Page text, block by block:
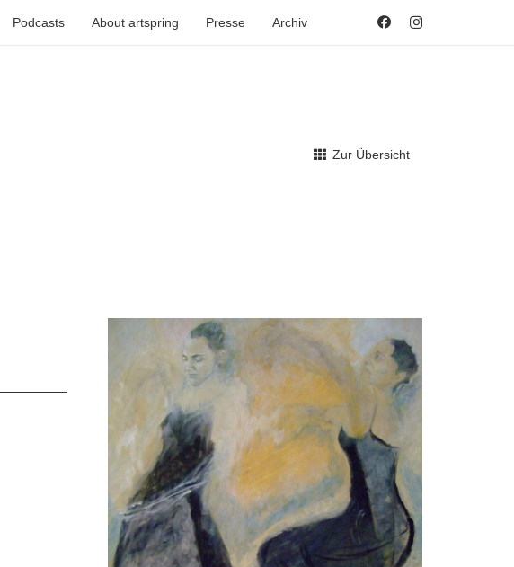
Podcasts About artspring Presse Archiv
Zur Übersicht